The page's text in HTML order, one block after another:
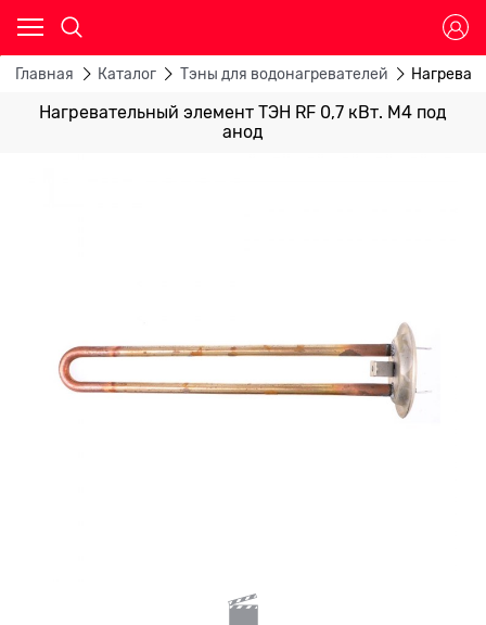
Главная Каталог Тэны для водонагревателей
Нагревательный элемент ТЭН RF 0,7 кВт. М4 под
анод